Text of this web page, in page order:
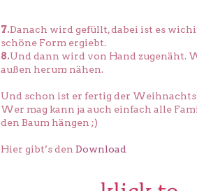
7.Danach wird gefüllt, dabei ist es
schöne Form ergiebt.
8.Und dann wird von Hand zugenäht.
außen herum nähen.
Und schon ist er fertig der
Wer mag kann ja auch einfach alle
den Baum hängen ;)
Hier gibt’s den Download